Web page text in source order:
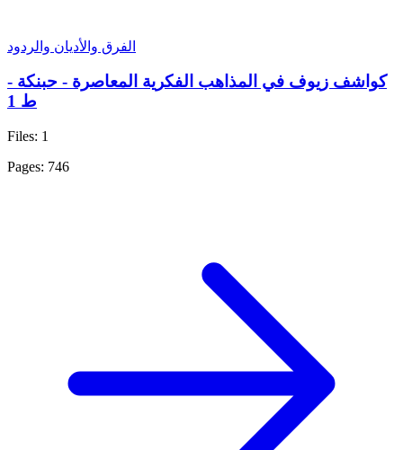
الفرق والأديان والردود
كواشف زيوف في المذاهب الفكرية المعاصرة - حبنكة -
ط 1
Files: 1
Pages: 746